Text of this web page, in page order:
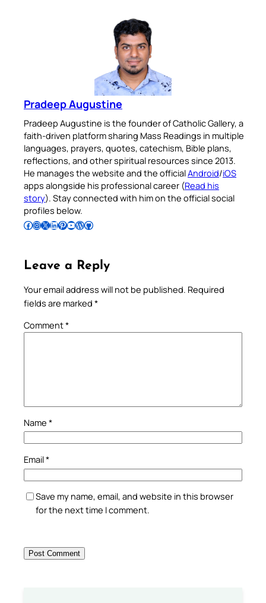
Pradeep Augustine
Pradeep Augustine is the founder of Catholic Gallery, a
faith-driven platform sharing Mass Readings in multiple
languages, prayers, quotes, catechism, Bible plans,
reflections, and other spiritual resources since 2013.
He manages the website and the officialAndroid/iOS
apps alongside his professional career (Read his
story). Stay connected with him on the official social
profiles below.
Follow Pradeep on Facebook Follow Pradeep on InstagramFollow Pradeep on X Follow Pradeep on LinkedIn Follow Pradeep on Pinterest Subscribe to Pradeep’s Youtube Channel Follow Pradeep on WordPress Follow Pradeep on GitHub
Leave a Reply
Your email address will not be published. Required
fields are marked *
Comment*
Name *
Email*
Save my name, email, and website in this browser
for the next time I comment.